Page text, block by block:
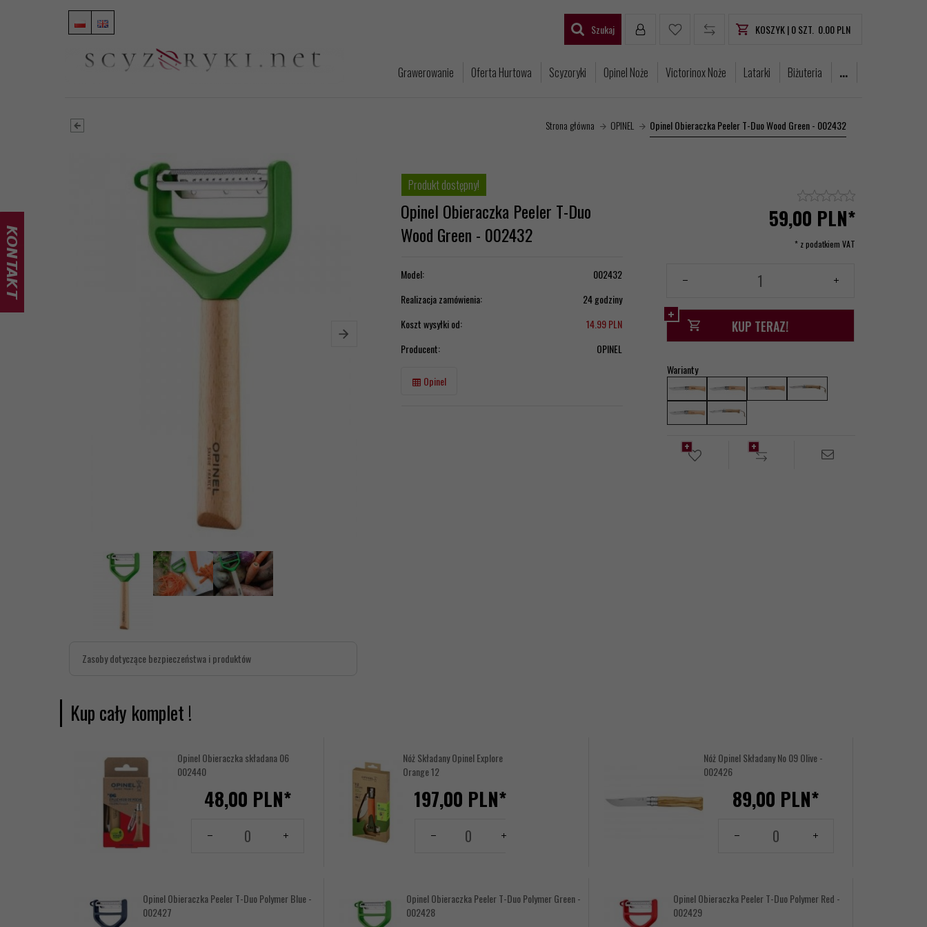
Szukaj KOSZYK |0SZT. 0.00PLN
Grawerowanie Oferta Hurtowa Scyzoryki Opinel Noże Victorinox Noże Latarki Biżuteria ...
Strona główna OPINEL Opinel Obieraczka Peeler T-Duo Wood Green - 002432
Zasoby dotyczące bezpieczeństwa i produktów
Produkt dostępny!
Opinel Obieraczka Peeler T-Duo
Wood Green - 002432
Model:
002432
Realizacja zamówienia:
24 godziny
Koszt wysyłki od:
14.99 PLN
Producent:
OPINEL
Opinel
59,00 PLN*
* z podatkiem VAT
KUP TERAZ!
Warianty
Kup cały komplet !
Opinel Obieraczka składana 06
002440
48,00 PLN*
Nóż Składany Opinel Explore
Orange 12
197,00 PLN*
Nóż Opinel Składany No 09 Olive -
002426
89,00 PLN*
Opinel Obieraczka Peeler T-Duo Polymer Blue -
002427
Opinel Obieraczka Peeler T-Duo Polymer Green -
002428
Opinel Obieraczka Peeler T-Duo Polymer Red -
002429